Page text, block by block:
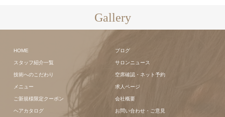
Gallery
HOME
スタッフ紹介一覧
技術へのこだわり
メニュー
ご新規様限定クーポン
ヘアカタログ
ブログ
サロンニュース
空席確認・ネット予約
求人ページ
会社概要
お問い合わせ・ご意見